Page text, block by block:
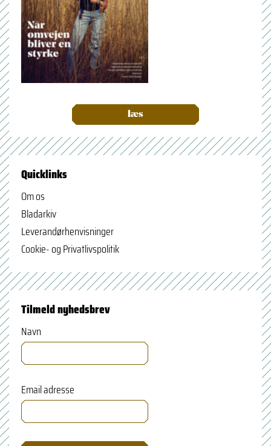
læs
Quicklinks
Om os
Bladarkiv
Leverandørhenvisninger
Cookie- og Privatlivspolitik
Tilmeld nyhedsbrev
Navn
Email adresse